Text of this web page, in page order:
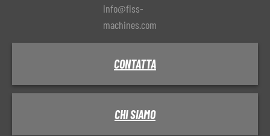
info@fiss-
machines.com
CONTATTA
CHI SIAMO